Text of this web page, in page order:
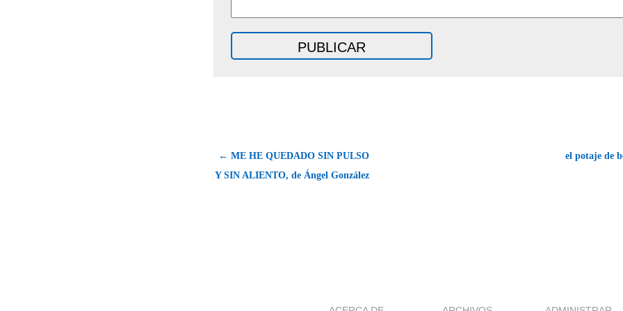
← ME HE QUEDADO SIN PULSO
Y SIN ALIENTO, de Ángel González
el potaje de